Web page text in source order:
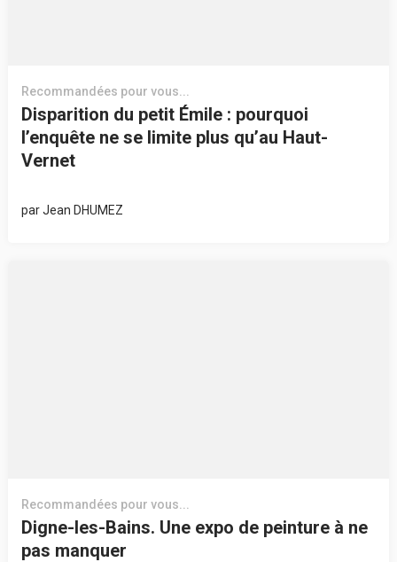
Recommandées pour vous...
Disparition du petit Émile : pourquoi
l’enquête ne se limite plus qu’au Haut-
Vernet
parJean DHUMEZ
Recommandées pour vous...
Digne-les-Bains. Une expo de peinture à ne
pas manquer